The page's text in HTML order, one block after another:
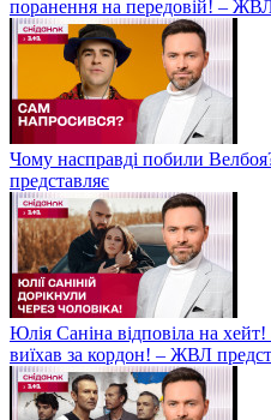
поранення на передовій! –
Чому насправді побили
представляє
Юлія Саніна відповіла на хейт!
виїхав за кордон! – ЖВЛ